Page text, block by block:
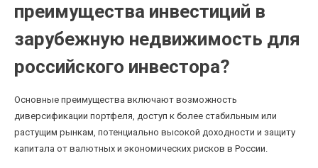
преимущества инвестиций в
зарубежную недвижимость для
российского инвестора?
Основные преимущества включают возможность
диверсификации портфеля, доступ к более стабильным или
растущим рынкам, потенциально высокой доходности и защиту
капитала от валютных и экономических рисков в России.